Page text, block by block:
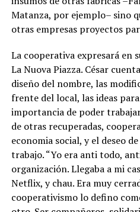
Matanza, por ejemplo– sino
otras empresas proyectos
La cooperativa expresará en
La Nuova Piazza. César
diseño del nombre, las
frente del local, las ideas
importancia de poder
de otras recuperadas,
economia social, y el deseo
trabajo. “Yo era anti todo,
organización. Llegaba a mi
Netflix, y chau. Era muy
cooperativismo lo defino